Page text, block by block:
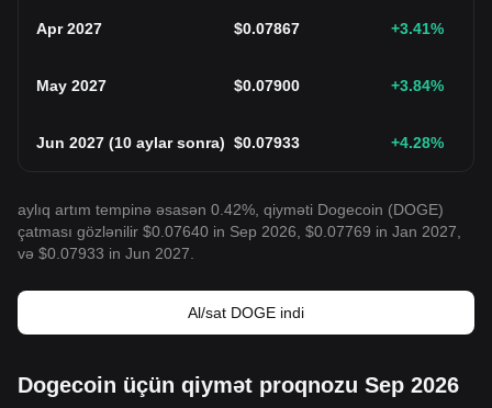
Apr 2027 $0.07867 +3.41%
May 2027 $0.07900 +3.84%
Jun 2027 (10 aylar sonra) $0.07933 +4.28%
aylıq artım tempinə əsasən 0.42%, qiyməti Dogecoin (DOGE)
çatması gözlənilir $0.07640 in Sep 2026, $0.07769 in Jan 2027,
və $0.07933 in Jun 2027.
Al/sat DOGE indi
Dogecoin üçün qiymət proqnozu Sep 2026